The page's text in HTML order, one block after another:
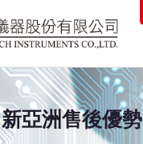
新亞洲售後優勢